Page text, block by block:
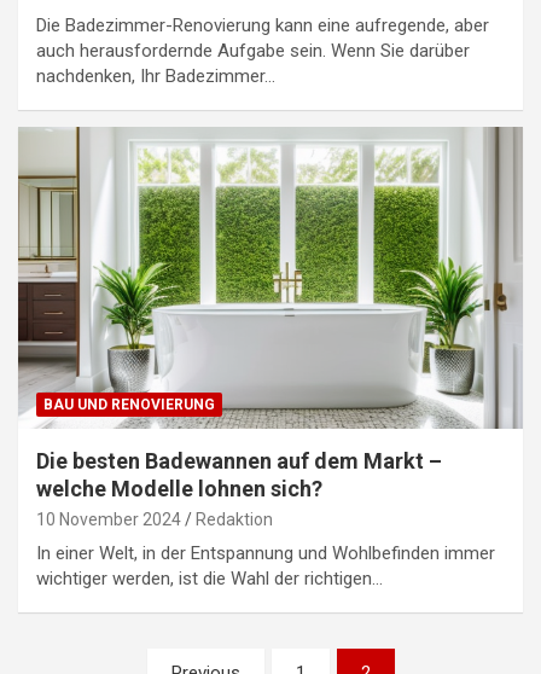
Die Badezimmer-Renovierung kann eine aufregende, aber
auch herausfordernde Aufgabe sein. Wenn Sie darüber
nachdenken, Ihr Badezimmer…
BAU UND RENOVIERUNG
Die besten Badewannen auf dem Markt –
welche Modelle lohnen sich?
10 November 2024 Redaktion
In einer Welt, in der Entspannung und Wohlbefinden immer
wichtiger werden, ist die Wahl der richtigen…
Seitennummerierung